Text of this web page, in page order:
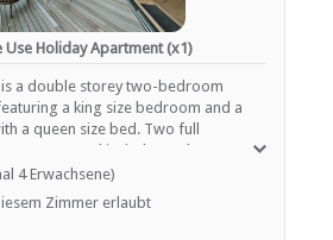
der Straße)
Use Holiday Apartment (x1)
is a double storey two-bedroom
a king size bedroom and a
a queen size bed. Two full
property and include modern
amenities. The fully equipped
catering convenience, while smart
Wi-Fi provide entertainment
4 Erwachsene)
Zimmer erlaubt